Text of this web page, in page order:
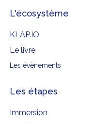
L'écosystème
KLAP.IO
Le livre
Les évènements
Les étapes
Immersion